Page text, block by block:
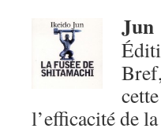
l’efficacité de